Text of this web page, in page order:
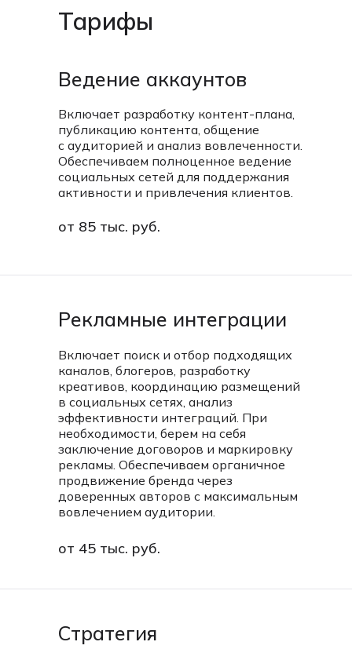
от 45 тыс. руб.
Включает поиск и отбор подходящих
каналов, блогеров, разработку
креативов, координацию размещений
в социальных сетях, анализ
эффективности интеграций. При
необходимости, берем на себя
заключение договоров и маркировку
рекламы. Обеспечиваем органичное
продвижение бренда через
доверенных авторов с максимальным
вовлечением аудитории.
Рекламные интеграции
от 85 тыс. руб.
Ведение аккаунтов
Включает разработку контент-плана,
публикацию контента, общение
с аудиторией и анализ вовлеченности.
Обеспечиваем полноценное ведение
социальных сетей для поддержания
активности и привлечения клиентов.
Стратегия
Тарифы